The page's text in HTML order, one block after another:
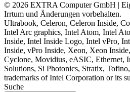
© 2026 EXTRA Computer GmbH |
Irrtum und Änderungen vorbehalten.
Ultrabook, Celeron, Celeron Inside,
Intel Arc graphics, Intel Atom, Intel
Inside, Intel Inside Logo, Intel vPro,
Inside, vPro Inside, Xeon, Xeon
Cyclone, Movidius, eASIC, Ethernet,
Solutions, Si Photonics, Stratix,
trademarks of Intel Corporation or its
Suche